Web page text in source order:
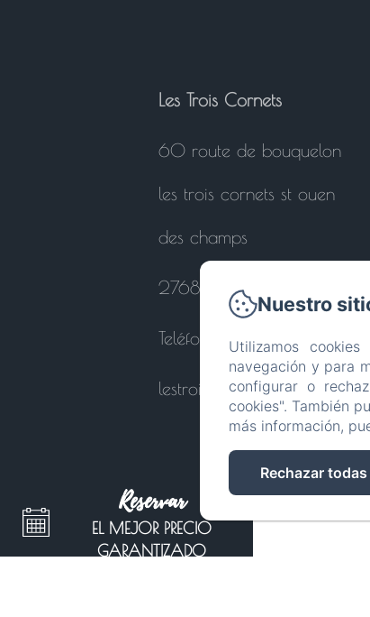
Reservar
EL MEJOR PRECIO
GARANTIZADO
Les Trois Cornets
60 route de bouquelon
les trois cornets st ouen
des champs
27680 - Le Perrey
Teléfono: 0664121447
lestroiscornets@orange.fr
Nuestro
Utilizamos
navegación y para
configurar o
cookies". También
más información,
Rechazar